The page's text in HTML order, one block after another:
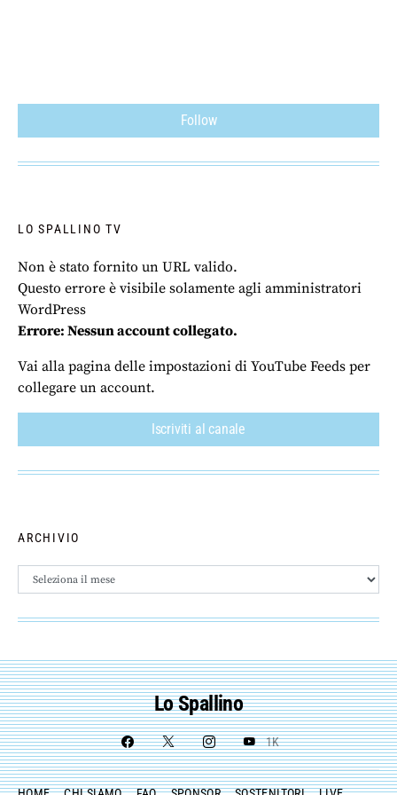
Follow
LO SPALLINO TV
Non è stato fornito un URL valido.
Questo errore è visibile solamente agli amministratori
WordPress
Errore: Nessun account collegato.
Vai alla pagina delle impostazioni di YouTube Feeds per
collegare un account.
Iscriviti al canale
ARCHIVIO
Archivio
Lo Spallino
1K